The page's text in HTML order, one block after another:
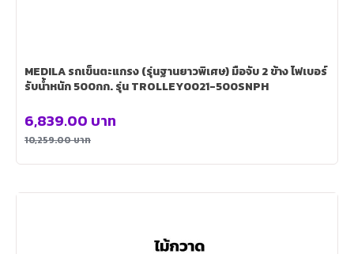
MEDILA รถเข็นตะแกรง (รุ่นฐานยาวพิเศษ) มือจับ 2 ข้าง ไฟเบอร์
รับน้ำหนัก 500กก. รุ่น TROLLEY0021-500SNPH
10,259.00บาท
6,839.00 บาท